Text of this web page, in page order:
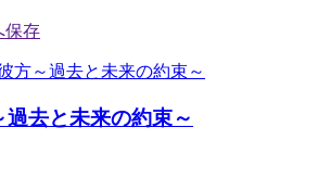
去と未来の約束～